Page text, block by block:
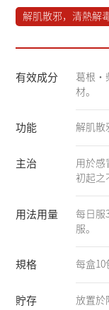
解肌散邪，清熱解
有效成分
葛根・
材。
功能 解肌散
主治
用於感
初起之
用法用量
每日服
服。
規格 每盒10
貯存 放置於